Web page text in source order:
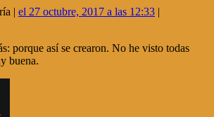
| el 27 octubre, 2017 a las 12:33 |
porque así se crearon. No he visto todas
buena.